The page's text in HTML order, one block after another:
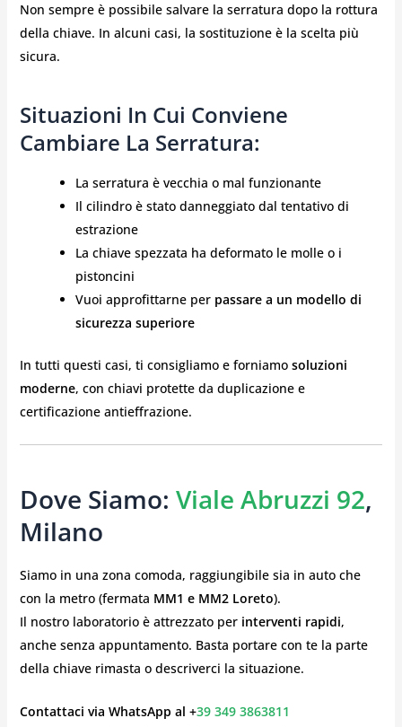
Non sempre è possibile salvare la serratura dopo la rottura
della chiave. In alcuni casi, la sostituzione è la scelta più
sicura.
Situazioni In Cui Conviene
Cambiare La Serratura:
La serratura è vecchia o mal funzionante
Il cilindro è stato danneggiato dal tentativo di
estrazione
La chiave spezzata ha deformato le molle o i
pistoncini
Vuoi approfittarne per passare a un modello di
sicurezza superiore
In tutti questi casi, ti consigliamo e forniamo soluzioni
moderne, con chiavi protette da duplicazione e
certificazione antieffrazione.
Dove Siamo: Viale Abruzzi 92,
Milano
Siamo in una zona comoda, raggiungibile sia in auto che
con la metro (fermata MM1 e MM2 Loreto).
Il nostro laboratorio è attrezzato per interventi rapidi,
anche senza appuntamento. Basta portare con te la parte
della chiave rimasta o descriverci la situazione.
Contattaci via WhatsApp al +39 349 3863811